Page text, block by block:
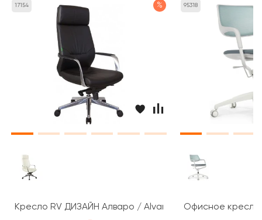
17154 %
Кресло RV ДИЗАЙН Алваро / Alvaro (A1815)
95318
Офисное кресло